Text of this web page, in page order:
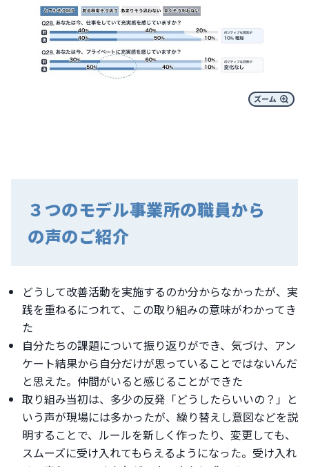
３つのモデル事業所の職員から
の声のご紹介
どうして改善活動を実施するのか分からなかったが、実
践を重ねるにつれて、この取り組みの意味がわかってき
た
自分たちの課題について振り返りができ、気づけ、アン
ケート結果から自分だけが思っていることではないんだ
と思えた。仲間がいると感じることができた
取り組み当初は、多少の反発「どうしたらいいの？」と
いう声が現場には多かったが、繰り替えし意図などを説
明することで、ルールを新しく作ったり、変更しても、
スムーズに受け入れてもらえるようになった。受け入れ